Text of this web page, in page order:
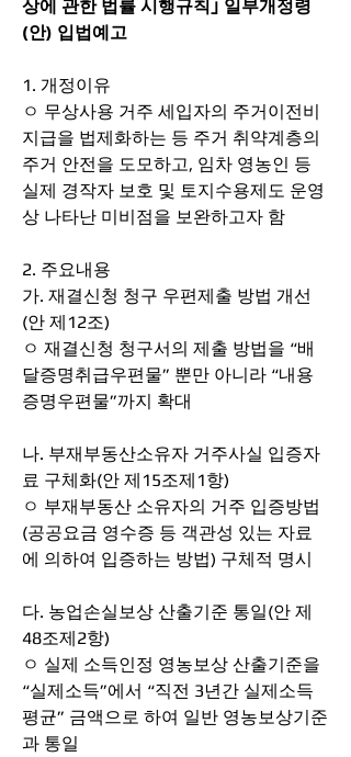
상에 관한 법률 시행규칙｣ 일부개정령
(안) 입법예고
1. 개정이유
ㅇ 무상사용 거주 세입자의 주거이전비
지급을 법제화하는 등 주거 취약계층의
주거 안전을 도모하고, 임차 영농인 등
실제 경작자 보호 및 토지수용제도 운영
상 나타난 미비점을 보완하고자 함
2. 주요내용
가. 재결신청 청구 우편제출 방법 개선
(안 제12조)
ㅇ 재결신청 청구서의 제출 방법을 “배
달증명취급우편물” 뿐만 아니라 “내용
증명우편물”까지 확대
나. 부재부동산소유자 거주사실 입증자
료 구체화(안 제15조제1항)
ㅇ 부재부동산 소유자의 거주 입증방법
(공공요금 영수증 등 객관성 있는 자료
에 의하여 입증하는 방법) 구체적 명시
다. 농업손실보상 산출기준 통일(안 제
48조제2항)
ㅇ 실제 소득인정 영농보상 산출기준을
“실제소득”에서 “직전 3년간 실제소득
평균” 금액으로 하여 일반 영농보상기준
과 통일